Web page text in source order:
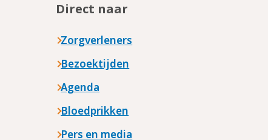
Direct naar
Zorgverleners
Bezoektijden
Agenda
Bloedprikken
Pers en media